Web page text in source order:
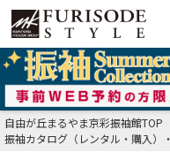
自由が丘まるやま京彩振袖館TOP
振袖カタログ（レンタル・購入）